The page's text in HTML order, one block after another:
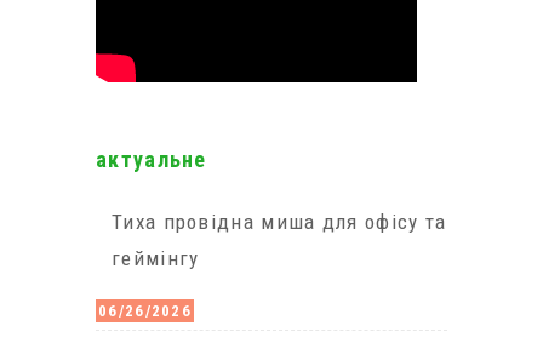
актуальне
Тиха провідна миша для офісу та
геймінгу
06/26/2026